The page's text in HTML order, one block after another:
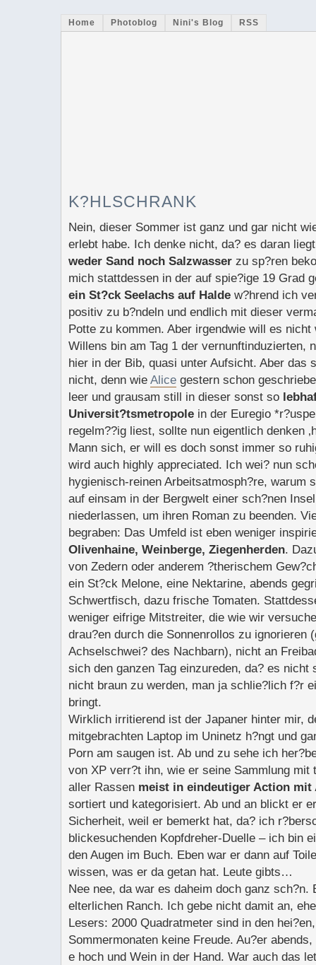
Home Photoblog Nini's Blog RSS
K?HLSCHRANK
Nein, dieser Sommer ist ganz und gar nicht
erlebt habe. Ich denke nicht, da? es daran
weder Sand noch Salzwasser zu sp?ren
mich stattdessen in der auf spie?ige 19 Grad
ein St?ck Seelachs auf Halde w?hrend ich
positiv zu b?ndeln und endlich mit dieser
Potte zu kommen. Aber irgendwie will es
Willens bin am Tag 1 der vernunftinduzierten,
hier in der Bib, quasi unter Aufsicht. Aber das
nicht, denn wie Alice gestern schon
leer und grausam still in dieser sonst so
Universit?tsmetropole in der Euregio
regelm??ig liest, sollte nun eigentlich denken
Mann sich, er will es doch sonst immer so
wird auch highly appreciated. Ich wei? nun
hygienisch-reinen Arbeitsatmosph?re, warum
auf einsam in der Bergwelt einer sch?nen
niederlassen, um ihren Roman zu beenden.
begraben: Das Umfeld ist eben weniger
Olivenhaine, Weinberge, Ziegenherden.
von Zedern oder anderem ?therischem
ein St?ck Melone, eine Nektarine, abends
Schwertfisch, dazu frische Tomaten.
weniger eifrige Mitstreiter, die wie wir
drau?en durch die Sonnenrollos zu ignorieren
Achselschwei? des Nachbarn), nicht an
sich den ganzen Tag einzureden, da? es
nicht braun zu werden, man ja schlie?lich f?r
bringt.
Wirklich irritierend ist der Japaner hinter mir,
mitgebrachten Laptop im Uninetz h?ngt und
Porn am saugen ist. Ab und zu sehe ich
von XP verr?t ihn, wie er seine Sammlung mit
aller Rassen meist in eindeutiger Action mit
sortiert und kategorisiert. Ab und an blickt er
Sicherheit, weil er bemerkt hat, da? ich
blickesuchenden Kopfdreher-Duelle – ich bin
den Augen im Buch. Eben war er dann auf
wissen, was er da getan hat. Leute gibts…
Nee nee, da war es daheim doch ganz sch?n.
elterlichen Ranch. Ich gebe nicht damit an,
Lesers: 2000 Quadratmeter sind in den
Sommermonaten keine Freude. Au?er
e hoch und Wein in der Hand. War auch das